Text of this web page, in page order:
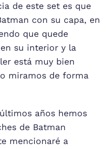
de este set es que
con su capa, en
que quede
su interior y la
está muy bien
miramos de forma
años hemos
de Batman
mencionaré a